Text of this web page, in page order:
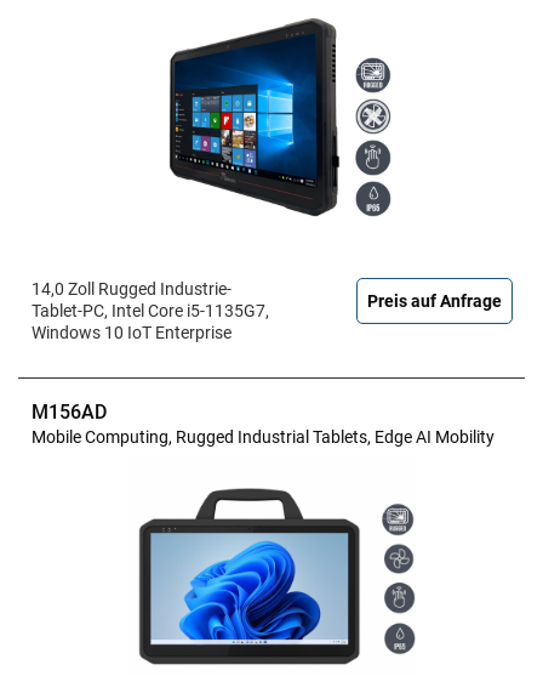
14,0 Zoll Rugged Industrie-
Tablet-PC, Intel Core i5-1135G7,
Windows 10 IoT Enterprise
Preis auf Anfrage
M156AD
Mobile Computing, Rugged Industrial Tablets, Edge AI Mobility